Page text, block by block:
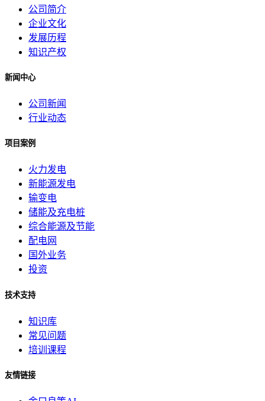
公司简介
企业文化
发展历程
知识产权
新闻中心
公司新闻
行业动态
项目案例
火力发电
新能源发电
输变电
储能及充电桩
综合能源及节能
配电网
国外业务
投资
技术支持
知识库
常见问题
培训课程
友情链接